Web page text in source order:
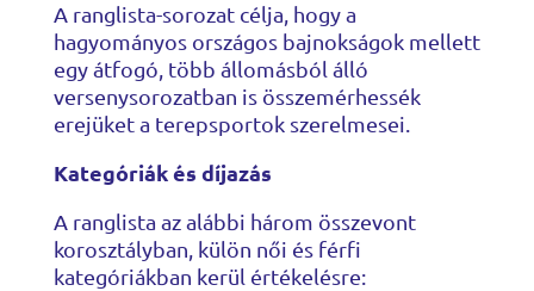
A ranglista-sorozat célja, hogy a
hagyományos országos bajnokságok mellett
egy átfogó, több állomásból álló
versenysorozatban is összemérhessék
erejüket a terepsportok szerelmesei.
Kategóriák és díjazás
A ranglista az alábbi három összevont
korosztályban, külön női és férfi
kategóriákban kerül értékelésre: